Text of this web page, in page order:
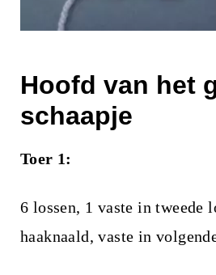
Hoofd van het
schaapje
Toer 1:
6 lossen, 1 vaste in tweede
haaknaald, vaste in